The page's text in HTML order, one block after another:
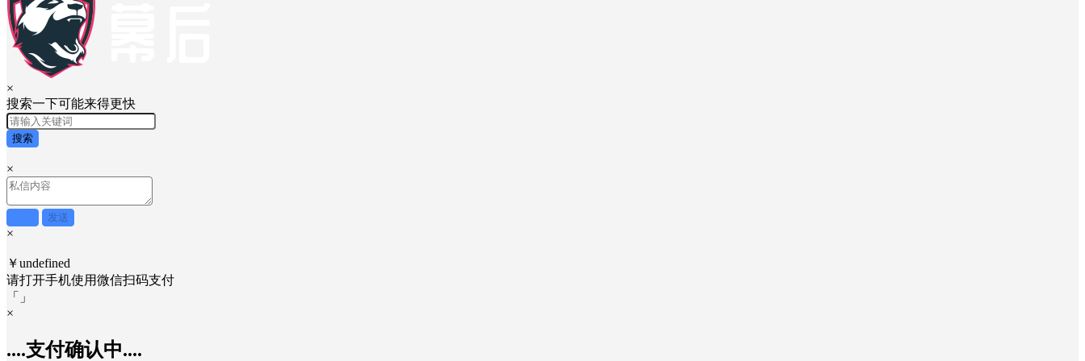
×
搜索一下可能来得更快
搜索
×
发送
×
￥undefined
请打开手机使用微信扫码支付
「
」
×
....支付确认中....